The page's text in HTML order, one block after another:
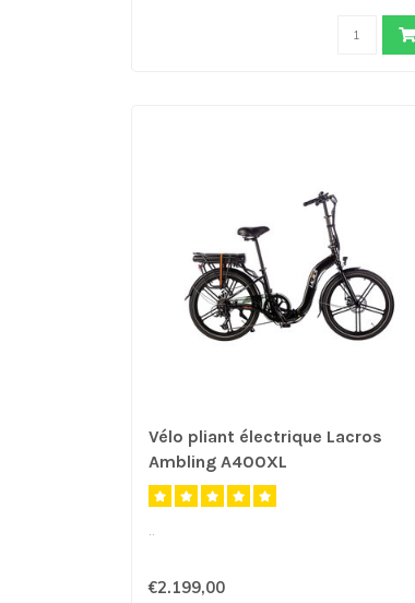
Vélo pliant électrique Lacros
Ambling A400XL
€2.199,00